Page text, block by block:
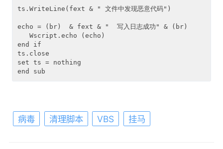
ts.WriteLine(fext & " 文件中发现恶意代码")
echo = (br)  & fext & "  写入日志成功" & (br)
Wscript.echo (echo)
end if
ts.close
set ts = nothing
end sub
病毒 清理脚本 VBS 挂马